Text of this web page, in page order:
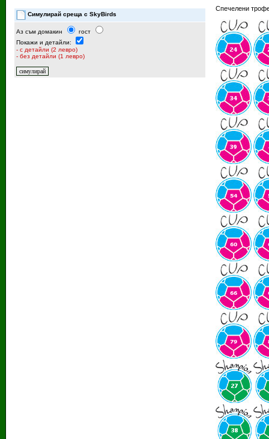
Симулирай среща с SkyBirds
Аз съм домакин
гост
Покажи и детайли:
- с детайли (2 левро)
- без детайли (1 левро)
Спечелени